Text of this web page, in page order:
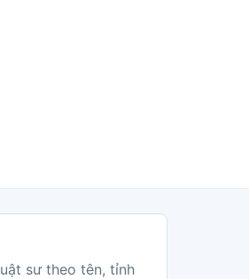
sư theo tên, tỉnh